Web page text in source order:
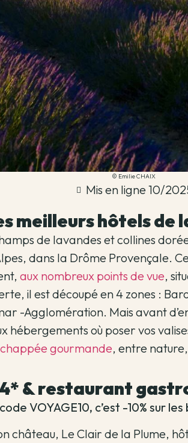
© Emilie CHAIX
Mis en ligne 10/
meilleurs hôtels de
de lavandes et collines
dans la Drôme Provençale.
aux nombreux points de vue,
il est découpé en 4 zones :
-Agglomération. Mais avant
hébergements où poser vos
gourmande, entre
& restaurant
VOYAGE10, c’est -10% sur
château, Le Clair de la Plume,